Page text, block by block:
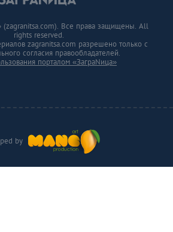
by
(zagranitsa.com). Все права защищены. All
rights reserved.
zagranitsa.com разрешено только с
согласия правообладателей.
порталом «ЗаграNица»